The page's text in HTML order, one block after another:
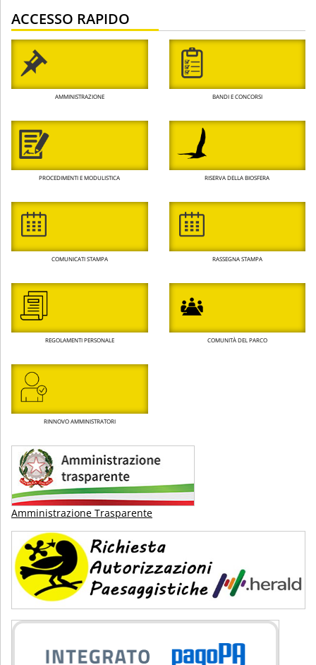
ACCESSO RAPIDO
AMMINISTRAZIONE BANDI E CONCORSI
PROCEDIMENTI E MODULISTICA RISERVA DELLA BIOSFERA
COMUNICATI STAMPA RASSEGNA STAMPA
REGOLAMENTI PERSONALE COMUNITÀ DEL PARCO
RINNOVO AMMINISTRATORI
Amministrazione Trasparente